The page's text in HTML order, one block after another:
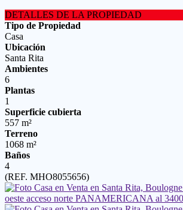
DETALLES DE LA PROPIEDAD
Tipo de Propiedad
Casa
Ubicación
Santa Rita
Ambientes
6
Plantas
1
Superficie cubierta
557 m²
Terreno
1068 m²
Baños
4
(REF. MHO8055656)